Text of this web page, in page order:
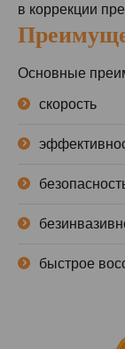
в коррекции
Основные
скорость
быстрое